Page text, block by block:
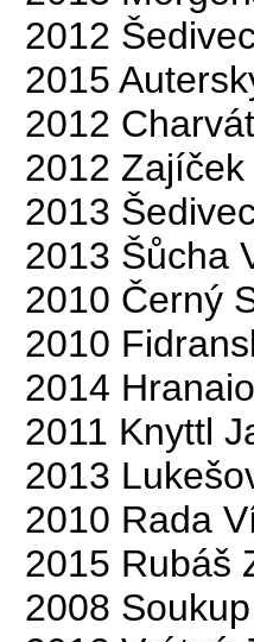
2012
2015
2012
2012
2013
2013 Šůcha
2010 Černý
2010
2014
2011 Knyttl
2013
2010 Rada
2015 Rubáš
2008